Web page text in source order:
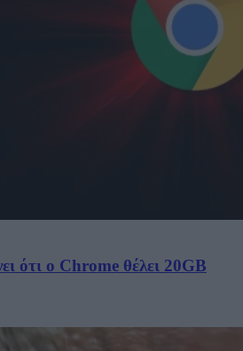
ότι ο Chrome θέλει 20GB